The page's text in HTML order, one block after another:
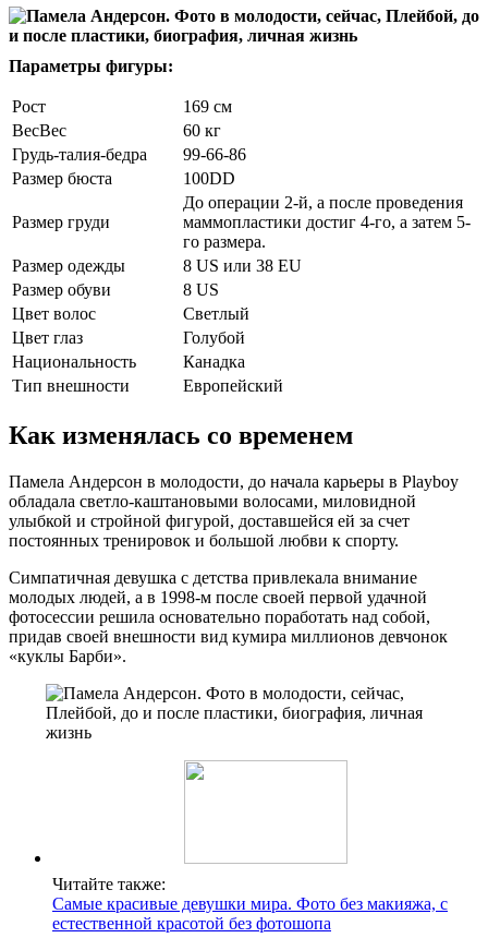
Параметры фигуры:
Рост
169 см
ВесВес
60 кг
Грудь-талия-бедра
99-66-86
Размер бюста
100DD
Размер груди
До операции 2-й, а после проведения
маммопластики достиг 4-го, а затем 5-
го размера.
Размер одежды
8 US или 38 EU
Размер обуви
8 US
Цвет волос
Светлый
Цвет глаз
Голубой
Национальность
Канадка
Тип внешности
Европейский
Как изменялась со временем
Памела Андерсон в молодости, до начала карьеры в Playboy
обладала светло-каштановыми волосами, миловидной
улыбкой и стройной фигурой, доставшейся ей за счет
постоянных тренировок и большой любви к спорту.
Симпатичная девушка с детства привлекала внимание
молодых людей, а в 1998-м после своей первой удачной
фотосессии решила основательно поработать над собой,
придав своей внешности вид кумира миллионов девчонок
«куклы Барби».
Читайте также:
Самые красивые девушки мира. Фото без макияжа, с
естественной красотой без фотошопа